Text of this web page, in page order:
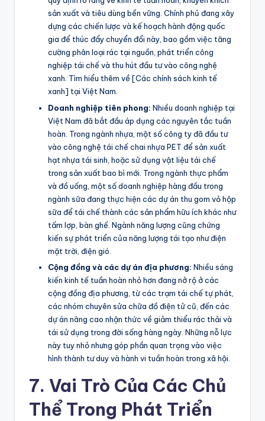
sản xuất và tiêu dùng bền vững. Chính phủ đang xây
dựng các chiến lược và kế hoạch hành động quốc
gia để thúc đẩy chuyển đổi này, bao gồm việc tăng
cường phân loại rác tại nguồn, phát triển công
nghiệp tái chế và thu hút đầu tư vào công nghệ
xanh. Tìm hiểu thêm về [Các chính sách kinh tế
xanh] tại Việt Nam.
Doanh nghiệp tiên phong: Nhiều doanh nghiệp tại
Việt Nam đã bắt đầu áp dụng các nguyên tắc tuần
hoàn. Trong ngành nhựa, một số công ty đã đầu tư
vào công nghệ tái chế chai nhựa PET để sản xuất
hạt nhựa tái sinh, hoặc sử dụng vật liệu tái chế
trong sản xuất bao bì mới. Trong ngành thực phẩm
và đồ uống, một số doanh nghiệp hàng đầu trong
ngành sữa đang thực hiện các dự án thu gom vỏ hộp
sữa để tái chế thành các sản phẩm hữu ích khác như
tấm lợp, bàn ghế. Ngành năng lượng cũng chứng
kiến sự phát triển của năng lượng tái tạo như điện
mặt trời, điện gió.
Cộng đồng và các dự án địa phương: Nhiều sáng
kiến kinh tế tuần hoàn nhỏ hơn đang nở rộ ở các
cộng đồng địa phương, từ các trạm tái chế tự phát,
các nhóm chuyên sửa chữa đồ điện tử cũ, đến các
dự án nâng cao nhận thức về giảm thiểu rác thải và
tái sử dụng trong đời sống hàng ngày. Những nỗ lực
này tuy nhỏ nhưng góp phần quan trọng vào việc
hình thành tư duy và hành vi tuần hoàn trong xã hội.
7. Vai Trò Của Các Chủ
Thể Trong Phát Triển